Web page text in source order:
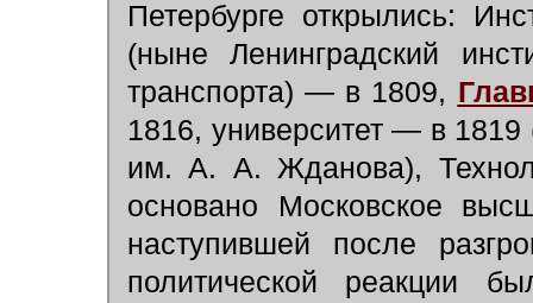
Петербурге открылись:
(ныне Ленинградский
транспорта) — в 1809,
1816, университет — в
им. А. А. Жданова),
основано Московское
наступившей после
политической реакции